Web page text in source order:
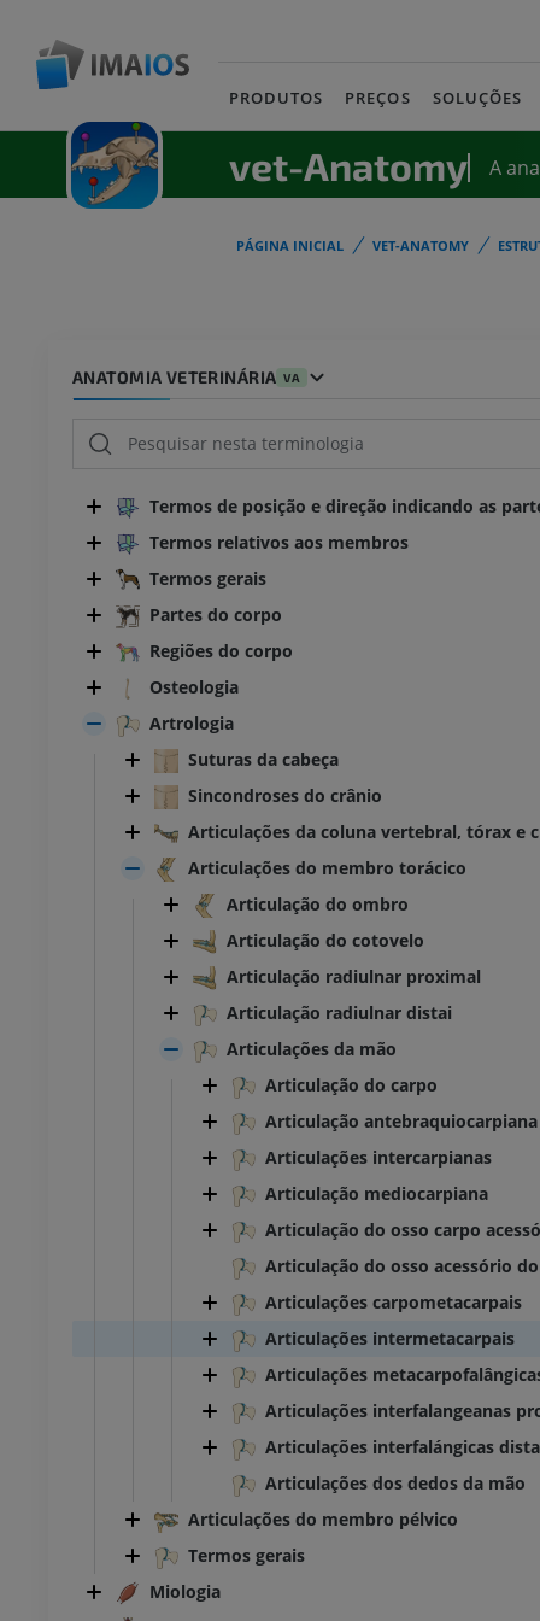
PRODUTOS PREÇOS SOLUÇÕES
vet-Anatomy A
PÁGINA INICIAL VET-ANATOMY
ANATOMIA VETERINÁRIA VA
Termos de posição e direção indicando as
Termos relativos aos membros
Termos gerais
Partes do corpo
Regiões do corpo
Osteologia
Artrologia
Suturas da cabeça
Sincondroses do crânio
Articulações da coluna vertebral, tórax e
Articulações do membro torácico
Articulação do ombro
Articulação do cotovelo
Articulação radiulnar proximal
Articulação radiulnar distai
Articulações da mão
Articulação do carpo
Articulação antebraquiocarpiana
Articulações intercarpianas
Articulação mediocarpiana
Articulação do osso carpo
Articulação do osso acessório
Articulações carpometacarpais
Articulações intermetacarpais
Articulações
Articulações interfalangeanas
Articulações interfalángicas
Articulações dos dedos da mão
Articulações do membro pélvico
Termos gerais
MiologiaBOVINO